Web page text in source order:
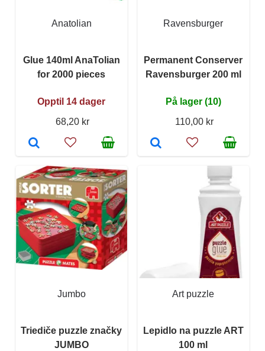
Anatolian
Glue 140ml AnaTolian
for 2000 pieces
Opptil 14 dager
68,20 kr
Ravensburger
Permanent Conserver
Ravensburger 200 ml
På lager (10)
110,00 kr
Jumbo
Triediče puzzle značky
JUMBO
Art puzzle
Lepidlo na puzzle ART
100 ml